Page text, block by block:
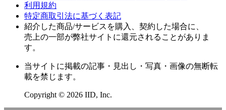
利用規約
特定商取引法に基づく表記
紹介した商品/サービスを購入、契約した場合に、
売上の一部が弊社サイトに還元されることがありま
す。
当サイトに掲載の記事・見出し・写真・画像の無断転
載を禁じます。
Copyright © 2026 IID, Inc.